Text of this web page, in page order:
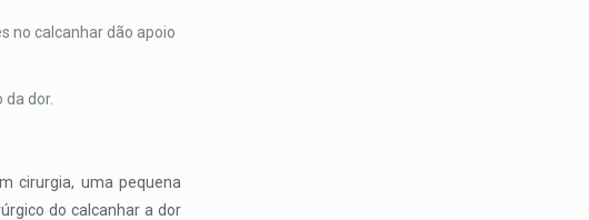
no calcanhar dão apoio
dor.
cirurgia, uma pequena
do calcanhar a dor